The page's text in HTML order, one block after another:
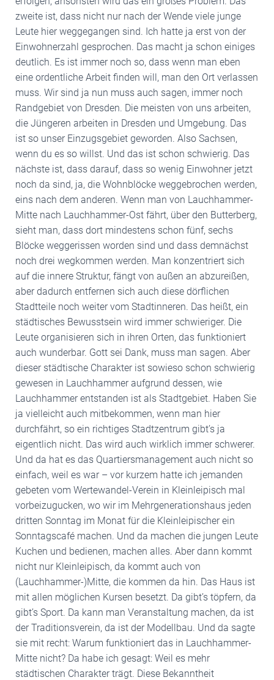
zweite ist, dass nicht nur nach der Wende viele junge
Leute hier weggegangen sind. Ich hatte ja erst von der
Einwohnerzahl gesprochen. Das macht ja schon einiges
deutlich. Es ist immer noch so, dass wenn man eben
eine ordentliche Arbeit finden will, man den Ort verlassen
muss. Wir sind ja nun muss auch sagen, immer noch
Randgebiet von Dresden. Die meisten von uns arbeiten,
die Jüngeren arbeiten in Dresden und Umgebung. Das
ist so unser Einzugsgebiet geworden. Also Sachsen,
wenn du es so willst. Und das ist schon schwierig. Das
nächste ist, dass darauf, dass so wenig Einwohner jetzt
noch da sind, ja, die Wohnblöcke weggebrochen werden,
eins nach dem anderen. Wenn man von Lauchhammer-
Mitte nach Lauchhammer-Ost fährt, über den Butterberg,
sieht man, dass dort mindestens schon fünf, sechs
Blöcke weggerissen worden sind und dass demnächst
noch drei wegkommen werden. Man konzentriert sich
auf die innere Struktur, fängt von außen an abzureißen,
aber dadurch entfernen sich auch diese dörflichen
Stadtteile noch weiter vom Stadtinneren. Das heißt, ein
städtisches Bewusstsein wird immer schwieriger. Die
Leute organisieren sich in ihren Orten, das funktioniert
auch wunderbar. Gott sei Dank, muss man sagen. Aber
dieser städtische Charakter ist sowieso schon schwierig
gewesen in Lauchhammer aufgrund dessen, wie
Lauchhammer entstanden ist als Stadtgebiet. Haben Sie
ja vielleicht auch mitbekommen, wenn man hier
durchfährt, so ein richtiges Stadtzentrum gibt’s ja
eigentlich nicht. Das wird auch wirklich immer schwerer.
Und da hat es das Quartiersmanagement auch nicht so
einfach, weil es war – vor kurzem hatte ich jemanden
gebeten vom Wertewandel-Verein in Kleinleipisch mal
vorbeizugucken, wo wir im Mehrgenerationshaus jeden
dritten Sonntag im Monat für die Kleinleipischer ein
Sonntagscafé machen. Und da machen die jungen Leute
Kuchen und bedienen, machen alles. Aber dann kommt
nicht nur Kleinleipisch, da kommt auch von
(Lauchhammer-)Mitte, die kommen da hin. Das Haus ist
mit allen möglichen Kursen besetzt. Da gibt’s töpfern, da
gibt’s Sport. Da kann man Veranstaltung machen, da ist
der Traditionsverein, da ist der Modellbau. Und da sagte
sie mit recht: Warum funktioniert das in Lauchhammer-
Mitte nicht? Da habe ich gesagt: Weil es mehr
städtischen Charakter trägt. Diese Bekanntheit